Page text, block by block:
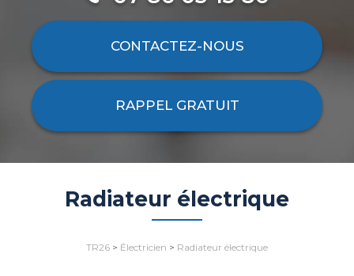
CONTACTEZ-NOUS
RAPPEL GRATUIT
Radiateur électrique
TR26 > Électricien > Radiateur électrique